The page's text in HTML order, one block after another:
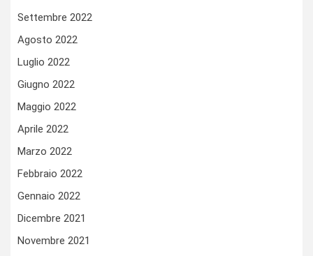
Settembre 2022
Agosto 2022
Luglio 2022
Giugno 2022
Maggio 2022
Aprile 2022
Marzo 2022
Febbraio 2022
Gennaio 2022
Dicembre 2021
Novembre 2021